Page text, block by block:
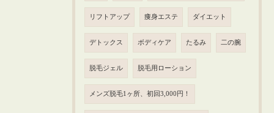
リフトアップ 痩身エステ ダイエット
デトックス ボディケア たるみ 二の腕
脱毛ジェル 脱毛用ローション
メンズ脱毛1ヶ所、初回3,000円！